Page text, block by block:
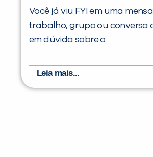
Você já viu FYI em uma
trabalho, grupo ou conversa
em dúvida sobre o
Leia mais...